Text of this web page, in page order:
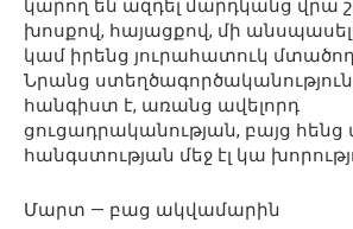
կարող են ազդել մարդկանց վրա
խոսքով, հայացքով, մի
կամ իրենց յուրահատուկ մտածող
Նրանց
հանգիստ է, առանց ավելորդ
ցուցադրականության, բայց հենց
հանգստության մեջ էլ կա
Մարտ — բաց ակվամարին